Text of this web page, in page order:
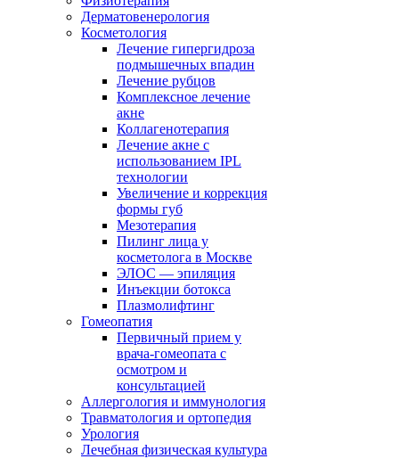
Дерматовенерология
Косметология
Лечение гипергидроза
подмышечных впадин
Лечение рубцов
Комплексное лечение
акне
Коллагенотерапия
Лечение акне с
использованием IPL
технологии
Увеличение и коррекция
формы губ
Мезотерапия
Пилинг лица у
косметолога в Москве
ЭЛОС — эпиляция
Инъекции ботокса
Плазмолифтинг
Гомеопатия
Первичный прием у
врача-гомеопата с
осмотром и
консультацией
Аллергология и иммунология
Травматология и ортопедия
Урология
Лечебная физическая культура